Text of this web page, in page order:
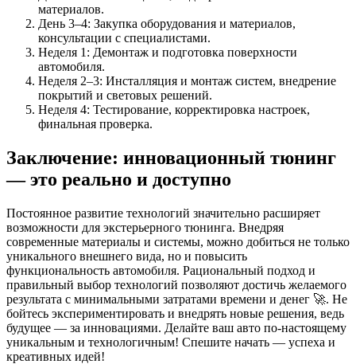
материалов.
День 3–4: Закупка оборудования и материалов,
консультации с специалистами.
Неделя 1: Демонтаж и подготовка поверхности
автомобиля.
Неделя 2–3: Инсталляция и монтаж систем, внедрение
покрытий и световых решений.
Неделя 4: Тестирование, корректировка настроек,
финальная проверка.
Заключение: инновационный тюнинг
— это реально и доступно
Постоянное развитие технологий значительно расширяет
возможности для экстерьерного тюнинга. Внедряя
современные материалы и системы, можно добиться не только
уникального внешнего вида, но и повысить
функциональность автомобиля. Рациональный подход и
правильный выбор технологий позволяют достичь желаемого
результата с минимальными затратами времени и денег 🚀. Не
бойтесь экспериментировать и внедрять новые решения, ведь
будущее — за инновациями. Делайте ваш авто по-настоящему
уникальным и технологичным! Спешите начать — успеха и
креативных идей!